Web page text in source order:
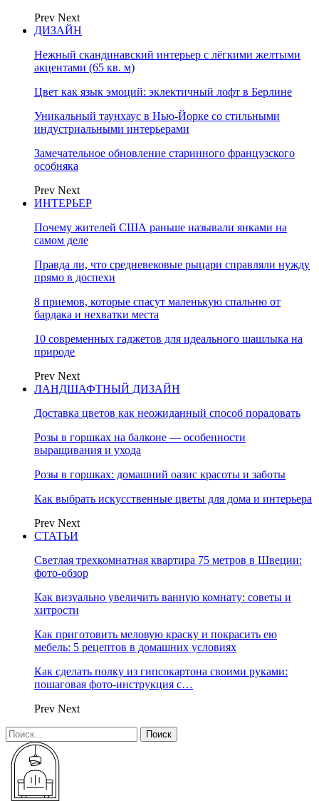
Prev Next
ДИЗАЙН
Нежный скандинавский интерьер с лёгкими желтыми
акцентами (65 кв. м)
Цвет как язык эмоций: эклектичный лофт в Берлине
Уникальный таунхаус в Нью-Йорке со стильными
индустриальными интерьерами
Замечательное обновление старинного французского
особняка
Prev Next
ИНТЕРЬЕР
Почему жителей США раньше называли янками на
самом деле
Правда ли, что средневековые рыцари справляли нужду
прямо в доспехи
8 приемов, которые спасут маленькую спальню от
бардака и нехватки места
10 современных гаджетов для идеального шашлыка на
природе
Prev Next
ЛАНДШАФТНЫЙ ДИЗАЙН
Доставка цветов как неожиданный способ порадовать
Розы в горшках на балконе — особенности
выращивания и ухода
Розы в горшках: домашний оазис красоты и заботы
Как выбрать искусственные цветы для дома и интерьера
Prev Next
СТАТЬИ
Светлая трехкомнатная квартира 75 метров в Швеции:
фото-обзор
Как визуально увеличить ванную комнату: советы и
хитрости
Как приготовить меловую краску и покрасить ею
мебель: 5 рецептов в домашних условиях
Как сделать полку из гипсокартона своими руками:
пошаговая фото-инструкция с…
Prev Next